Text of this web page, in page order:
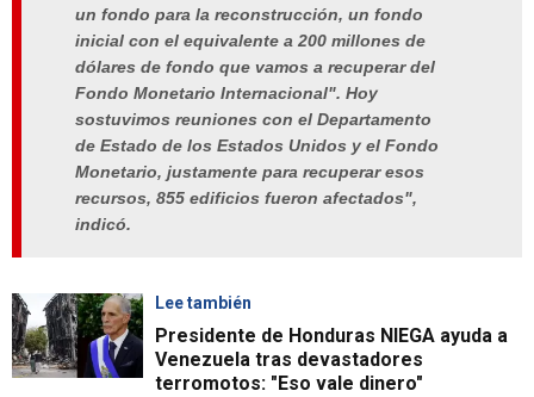
un fondo para la reconstrucción, un fondo
inicial con el equivalente a 200 millones de
dólares de fondo que vamos a recuperar del
Fondo Monetario Internacional". Hoy
sostuvimos reuniones con el Departamento
de Estado de los Estados Unidos y el Fondo
Monetario, justamente para recuperar esos
recursos, 855 edificios fueron afectados",
indicó.
Lee también
Presidente de Honduras NIEGA ayuda a
Venezuela tras devastadores
terromotos: "Eso vale dinero"